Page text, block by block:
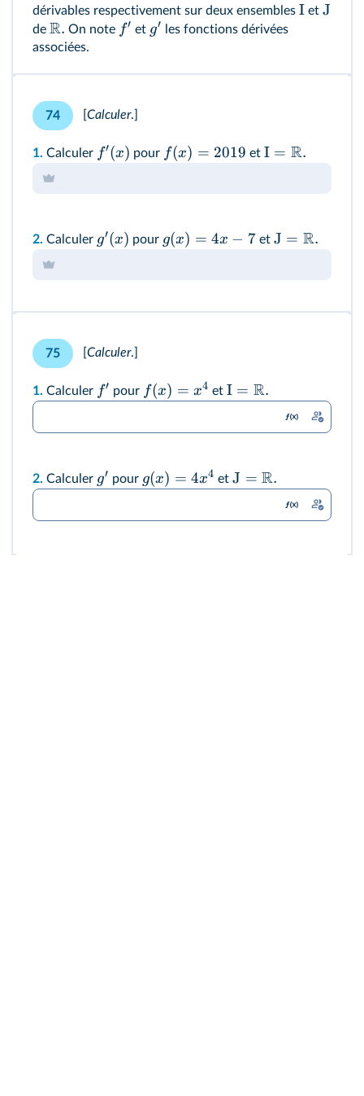
dérivables respectivement sur deux ensembles I et J
de R. On note f′ et g′ les fonctions dérivées
associées.
74 Calculer.]
1. Calculer f′(x) pour f(x) = 2019 et I = R.
2. Calculer g′(x) pour g(x) = 4x − 7 et J = R.
75 Calculer.]
1. Calculer f′ pour f(x) = x4 et I = R.
2. Calculer g′ pour g(x) = 4x4 etJ = R.